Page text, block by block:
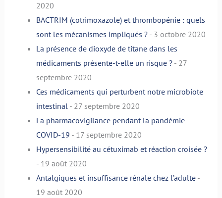
2020
BACTRIM (cotrimoxazole) et thrombopénie : quels
sont les mécanismes impliqués ?- 3 octobre 2020
La présence de dioxyde de titane dans les
médicaments présente-t-elle un risque ?- 27
septembre 2020
Ces médicaments qui perturbent notre microbiote
intestinal- 27 septembre 2020
La pharmacovigilance pendant la pandémie
COVID-19 - 17 septembre 2020
Hypersensibilité au cétuximab et réaction croisée ?
- 19 août 2020
Antalgiques et insuffisance rénale chez l’adulte-
19 août 2020